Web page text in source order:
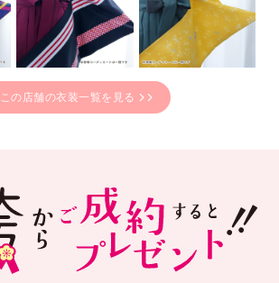
この店舗の衣装一覧を見る